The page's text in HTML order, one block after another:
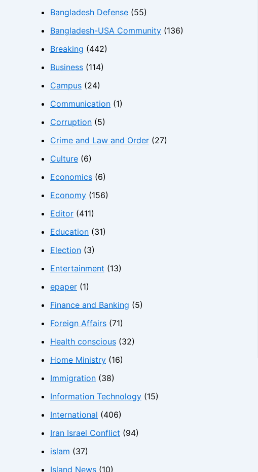
Bangladesh Defense (55)
Bangladesh-USA Community (136)
Breaking (442)
Business (114)
Campus (24)
Communication (1)
Corruption (5)
Crime and Law and Order (27)
Culture (6)
Economics (6)
Economy (156)
Editor (411)
Education (31)
Election (3)
Entertainment (13)
epaper (1)
Finance and Banking (5)
Foreign Affairs (71)
Health conscious (32)
Home Ministry (16)
Immigration (38)
Information Technology (15)
International (406)
Iran Israel Conflict (94)
islam (37)
Island News (10)